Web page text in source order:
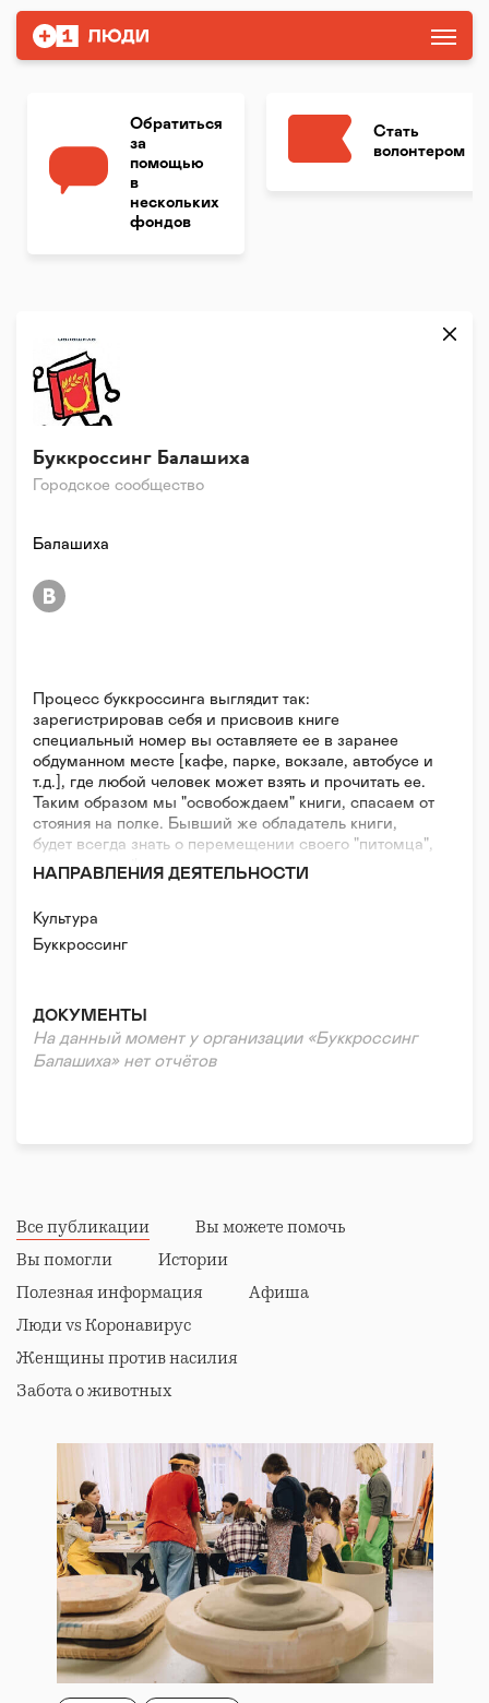
Обратиться
за
помощью
в
нескольких
фондов
Стать
волонтером
Городское сообщество
Буккроссинг Балашиха
Процесс буккроссинга выглядит так:
зарегистрировав себя и присвоив книге
специальный номер вы оставляете ее в заранее
обдуманном месте [кафе, парке, вокзале, автобусе и
т.д.], где любой человек может взять и прочитать ее.
Таким образом мы "освобождаем" книги, спасаем от
стояния на полке. Бывший же обладатель книги,
будет всегда знать о перемещении своего "питомца",
получая e-mail о том, в чьи руки она попала, и как она
там очутилась. Второй, и побочной, целью является
НАПРАВЛЕНИЯ ДЕЯТЕЛЬНОСТИ
Культура
Буккроссинг
ДОКУМЕНТЫ
На данный момент у организации «Буккроссинг
Балашиха» нет отчётов
Балашиха
Все публикации
Вы можете помочь
Вы помогли
Истории
Полезная информация
Афиша
Люди vs Коронавирус
Женщины против насилия
Забота о животных